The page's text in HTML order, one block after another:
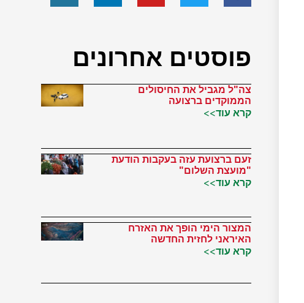
פוסטים אחרונים
צה"ל מגביל את החיסולים
הממוקדים ברצועה
קרא עוד>>
זעם ברצועת עזה בעקבות הודעת
"מועצת השלום"
קרא עוד>>
המצור הימי הופך את האזרח
האיראני לחזית החדשה
קרא עוד>>